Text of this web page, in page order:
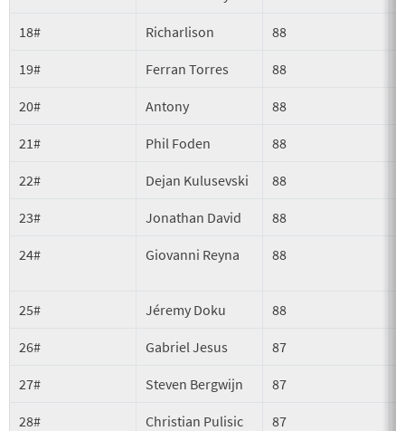
18# Richarlison 88
19# Ferran Torres 88
20# Antony 88
21# Phil Foden 88
22# Dejan Kulusevski 88
23# Jonathan David 88
24# Giovanni Reyna 88
25# Jéremy Doku 88
26# Gabriel Jesus 87
27# Steven Bergwijn 87
28# Christian Pulisic 87